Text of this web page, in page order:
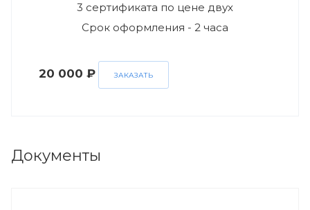
3 сертификата по цене двух
Срок оформления - 2 часа
20 000 ₽ ЗАКАЗАТЬ
Документы